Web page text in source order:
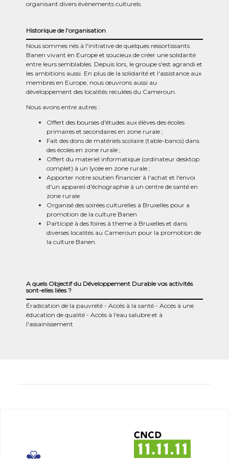
organisant divers évènements culturels.
Historique de l’organisation
Nous sommes nés à l'initiative de quelques ressortissants
Banen vivant en Europe et soucieux de créer une solidarité
entre leurs semblables. Depuis lors, le groupe s'est agrandi et
les ambitions aussi. En plus de la solidarité et l'assistance aux
membres en Europe, nous œuvrons aussi au
développement des localités reculées du Cameroun.
Nous avons entre autres :
Offert des bourses d'études aux élèves des écoles
primaires et secondaires en zone rurale ;
Fait des dons de matériels scolaire (table-bancs) dans
des écoles en zone rurale ;
Offert du materiel informatique (ordinateur desktop
complet) à un lycée en zone rurale ;
Apporter notre soutien financier à l'achat et l'envoi
d'un appareil d'échographie à un centre de santé en
zone rurale
Organisé des soirées culturelles à Bruxelles pour a
promotion de la culture Banen
Participé à des foires à theme à Bruxelles et dans
diverses localités au Cameroun pour la promotion de
la culture Banen.
A quels Objectif du Développement Durable vos activités
sont-elles liées ?
Éradication de la pauvreté Accès à la santé
Accès à une
éducation de qualité
Accès à l'eau salubre et à
l'assainissement